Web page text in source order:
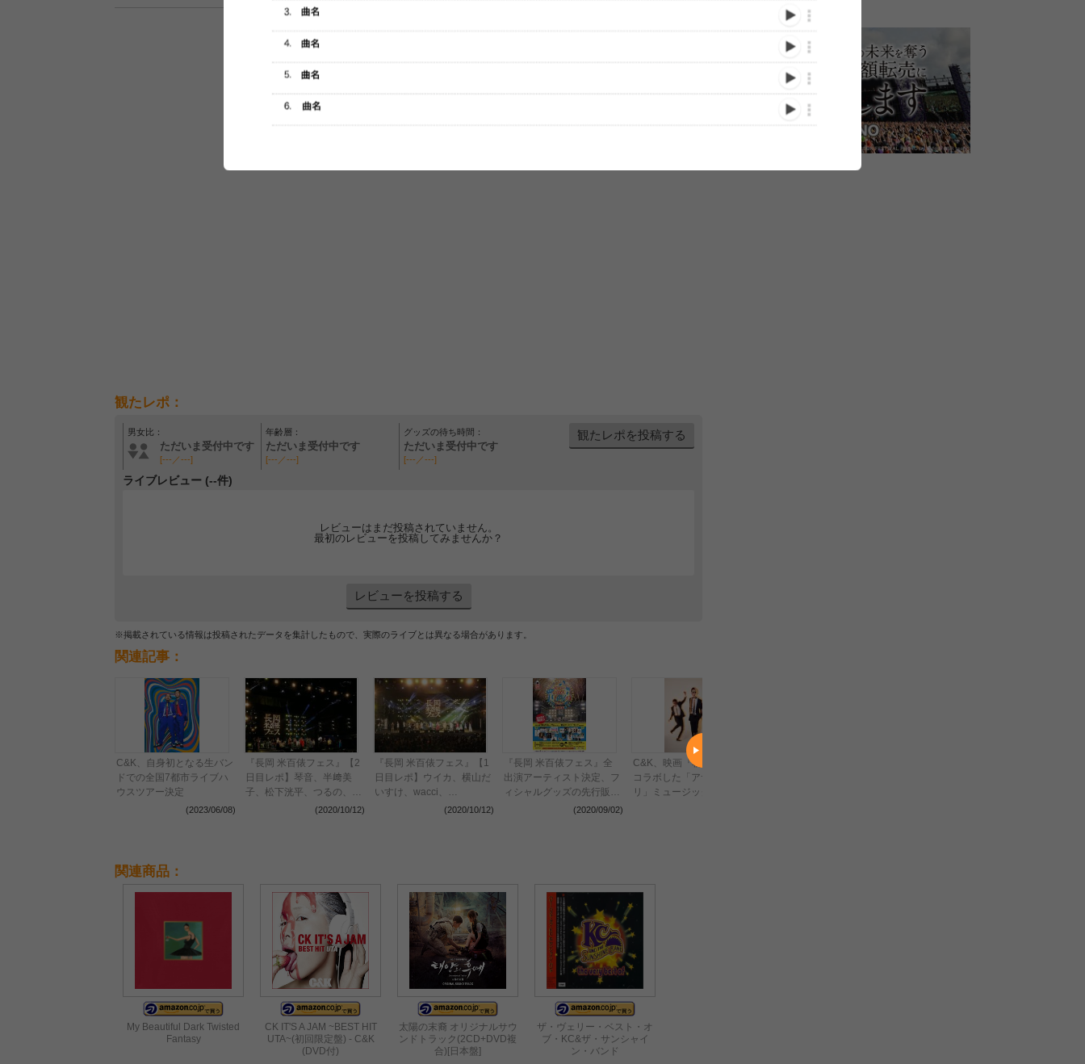
観たレポ：
男女比：
ただいま受付中です
[---／---]
年齢層：
ただいま受付中です
[---／---]
グッズの待ち時間：
ただいま受付中です
[---／---]
観たレポを投稿する
ライブレビュー (--件)
レビューはまだ投稿されていません。
最初のレビューを投稿してみませんか？
レビューを投稿する
※掲載されている情報は投稿されたデータを集計したもので、実際のライブとは異なる場合があります。
関連記事：
C&K、自身初となる生バン
ドでの全国7都市ライブハ
ウスツアー決定
(2023/06/08)
『長岡 米百俵フェス』【2
日目レポ】琴音、半﨑美
子、松下洸平、つるの、
Creepy Nuts、C&K、(2020/10/12)
『長岡 米百俵フェス』【1
日目レポ】ウイカ、横山だ
いすけ、wacci、
BIGMAMA、天月-あまつ
(2020/10/12)
『長岡 米百俵フェス』全
出演アーティスト決定、フ
ィシャルグッズの先行販売
(2020/09/02)
C&K、映画『朝が来る』と
コラボした「アサトヒカ
リ」ミュージックトレーラ
関連商品：
My Beautiful Dark Twisted
Fantasy
CK IT'S A JAM ~BEST HIT
UTA~(初回限定盤) - C&K
(DVD付)
太陽の末裔 オリジナルサウ
ンドトラック(2CD+DVD複
合)[日本盤]
ザ・ヴェリー・ベスト・オ
ブ・KC&ザ・サンシャイ
ン・バンド